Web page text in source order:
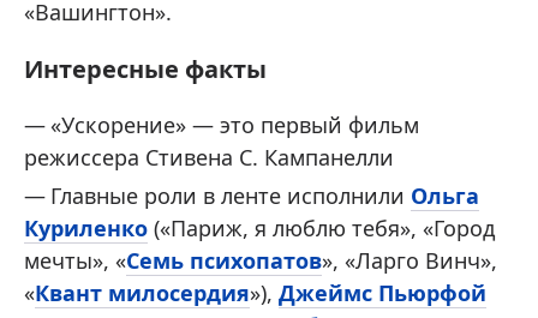
«Вашингтон».
Интересные факты
«Ускорение» — это первый фильм
режиссера Стивена С. Кампанелли
Главные роли в ленте исполнили Ольга
Куриленко («Париж, я люблю тебя», «Город
мечты», «Семь психопатов», «Ларго Винч»,
«Квант милосердия»), Джеймс Пьюрфой